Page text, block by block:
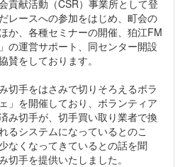
貢献活動（CSR）事業所として登
レースへの参加をはじめ、町会の
か、各種セミナーの開催、狛江FM
の運営サポート、同センター開設
賛をしております。
切手をはさみで切りそろえるボラ
」を開催しており、ボランティア
み切手が、切手買い取り業者で換
るシステムになっているとのこ
なくなってきているとの話を聞
切手を提供いたしました。